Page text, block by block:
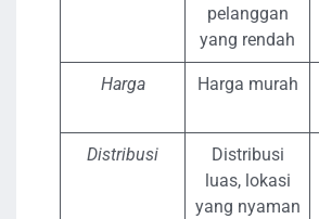
pelanggan
yang rendah
Harga Harga murah
Distribusi
Distribusi
luas, lokasi
yang nyaman